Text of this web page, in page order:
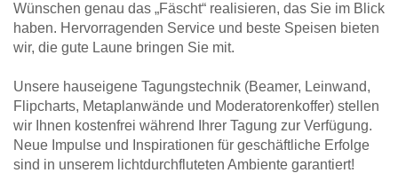
Wünschen genau das „Fäscht“ realisieren, das Sie im Blick
haben. Hervorragenden Service und beste Speisen bieten
wir, die gute Laune bringen Sie mit.
Unsere hauseigene Tagungstechnik (Beamer, Leinwand,
Flipcharts, Metaplanwände und Moderatorenkoffer) stellen
wir Ihnen kostenfrei während Ihrer Tagung zur Verfügung.
Neue Impulse und Inspirationen für geschäftliche Erfolge
sind in unserem lichtdurchfluteten Ambiente garantiert!